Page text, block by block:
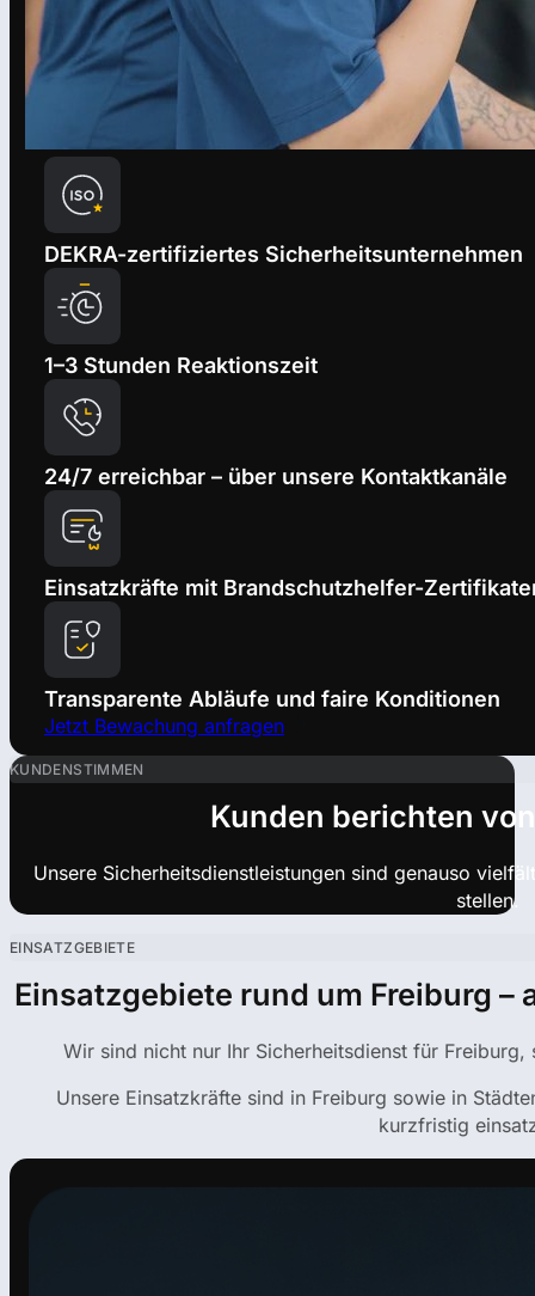
DEKRA-zertifiziertes Sicherheitsunternehmen
1–3 Stunden Reaktionszeit
24/7 erreichbar – über unsere Kontaktkanäle
Einsatzkräfte mit Brandschutzhelfer-
Transparente Abläufe und faire Konditionen
Jetzt Bewachung anfragen
KUNDENSTIMMEN
Kunden berichten
Unsere Sicherheitsdienstleistungen sind genauso
stellen.
EINSATZGEBIETE
Einsatzgebiete rund um Freiburg –
Wir sind nicht nur Ihr Sicherheitsdienst für
Unsere Einsatzkräfte sind in Freiburg sowie in
kurzfristig